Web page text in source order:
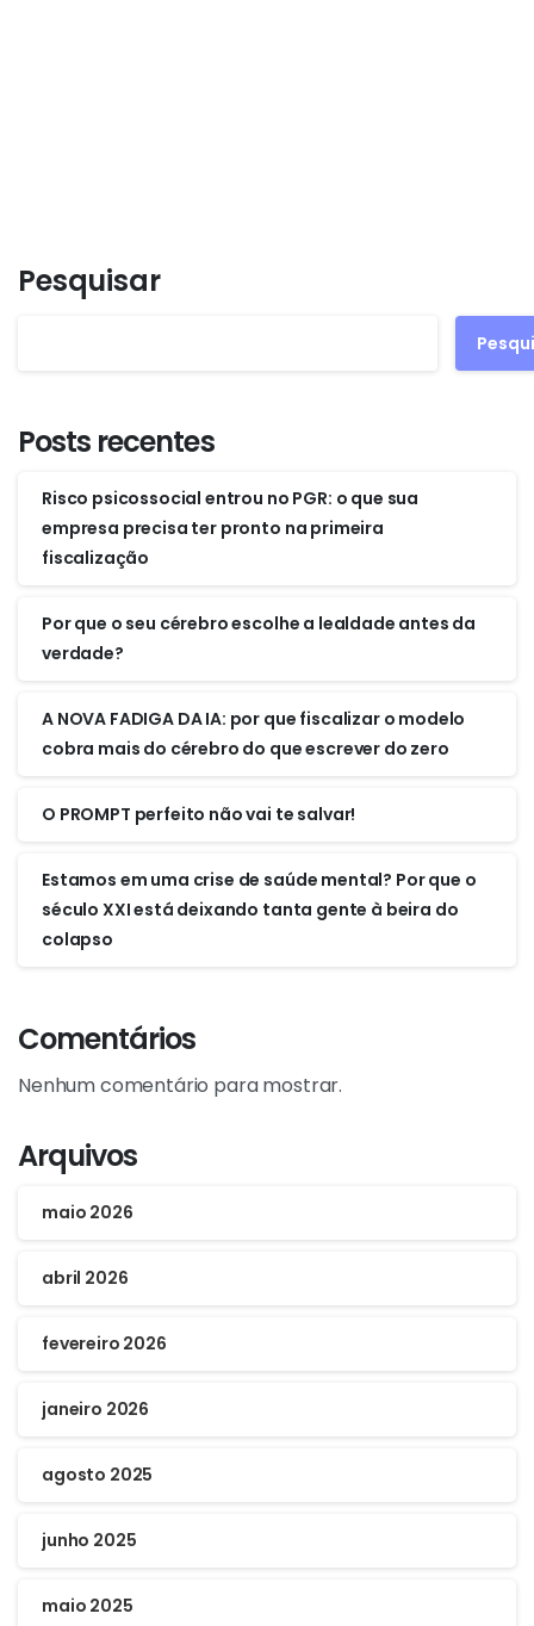
Pesquisar
Posts recentes
Risco psicossocial entrou no PGR: o que sua
empresa precisa ter pronto na primeira
fiscalização
Por que o seu cérebro escolhe a lealdade antes da
verdade?
A NOVA FADIGA DA IA: por que fiscalizar o modelo
cobra mais do cérebro do que escrever do zero
O PROMPT perfeito não vai te salvar!
Estamos em uma crise de saúde mental? Por que o
século XXI está deixando tanta gente à beira do
colapso
Comentários
Nenhum comentário para mostrar.
Arquivos
maio 2026
abril 2026
fevereiro 2026
janeiro 2026
agosto 2025
junho 2025
maio 2025